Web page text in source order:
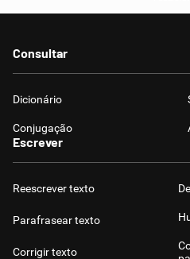
Consultar
Dicionário
Conjugação
Escrever
Reescrever texto
Parafrasear texto
Corrigir texto